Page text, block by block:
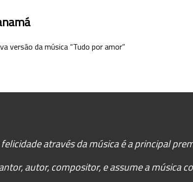
versão da música “Tudo por amor”
através da música é a principal
autor, compositor, e assume a música